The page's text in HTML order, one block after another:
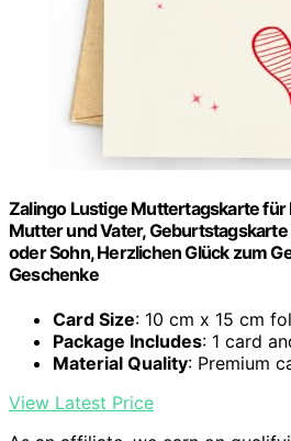
Zalingo Lustige Muttertagskarte für
Mutter und Vater,
oder Sohn, Herzlichen Glück zum
Geschenke
Card Size: 10 cm x 15 cm
Package Includes: 1 card
Material Quality: Premium
View Latest Price